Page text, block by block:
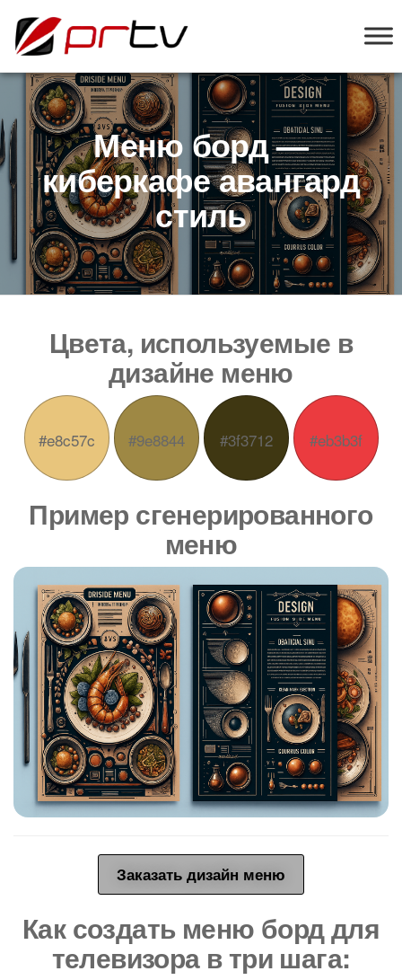
конструктор
слайд-шоу
для
телевизоров
Меню борд —
киберкафе авангард
стиль
Цвета, используемые в
дизайне меню
#e8c57c #9e8844 #3f3712 #eb3b3f
Пример сгенерированного
меню
Заказать дизайн меню
Как создать меню борд для
телевизора в три шага: